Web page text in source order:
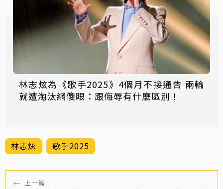
林志炫為《歌手2025》4個月不接通告 兩輪
就遭淘汰網傻眼：跟侮辱有什麼區別！
林志炫 歌手2025
← 上一篇